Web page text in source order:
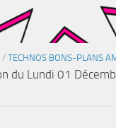
/ TECHNOS BONS-PLANS
du Lundi 01